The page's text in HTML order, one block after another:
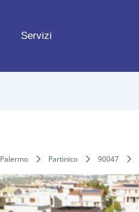
Servizi
Palermo Partinico 90047